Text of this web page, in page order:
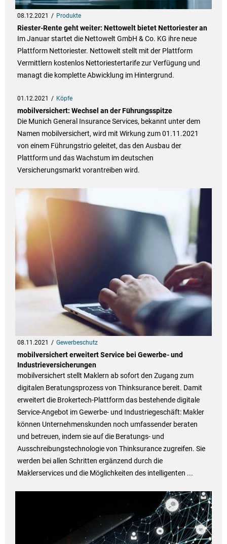
08.12.2021 Produkte
Riester-Rente geht weiter: Nettowelt bietet Nettoriester an
Im Januar startet die Nettowelt GmbH & Co. KG ihre neue
Plattform Nettoriester. Nettowelt stellt mit der Plattform
Vermittlern kostenlos Nettoriestertarife zur Verfügung und
managt die komplette Abwicklung im Hintergrund.
01.12.2021 Köpfe
mobilversichert: Wechsel an der Führungsspitze
Die Munich General Insurance Services, bekannt unter dem
Namen mobilversichert, wird mit Wirkung zum 01.11.2021
von einem Führungstrio geleitet, das den Ausbau der
Plattform und das Wachstum im deutschen
Versicherungsmarkt vorantreiben wird.
08.11.2021 Gewerbeschutz
mobilversichert erweitert Service bei Gewerbe- und
Industrieversicherungen
mobilversichert stellt Maklern ab sofort den Zugang zum
digitalen Beratungsprozess von Thinksurance bereit. Damit
erweitert die Brokertech-Plattform das bestehende digitale
Service-Angebot im Gewerbe- und Industriegeschäft: Makler
können Unternehmenskunden noch umfassender beraten
und betreuen, indem sie auf die Beratungs- und
Ausschreibungstechnologie von Thinksurance zugreifen. Sie
werden bei allen Schritten ergänzend durch die
Maklerservices und die Möglichkeiten des intelligenten ...